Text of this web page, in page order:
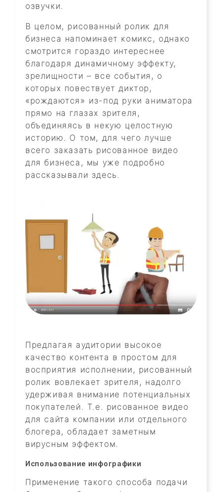
озвучки.
В целом, рисованный ролик для
бизнеса напоминает комикс, однако
смотрится гораздо интереснее
благодаря динамичному эффекту,
зрелищности – все события, о
которых повествует диктор,
«рождаются» из-под руки аниматора
прямо на глазах зрителя,
объединяясь в некую целостную
историю. О том, для чего лучше
всего заказать рисованное видео
для бизнеса, мы уже подробно
рассказывали здесь.
Предлагая аудитории высокое
качество контента в простом для
восприятия исполнении, рисованный
ролик вовлекает зрителя, надолго
удерживая внимание потенциальных
покупателей. Т.е. рисованное видео
для сайта компании или отдельного
блогера, обладает заметным
вирусным эффектом.
Использование инфографики
Применение такого способа подачи